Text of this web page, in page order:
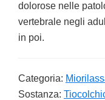
dolorose nelle
vertebrale negli
in poi.
Categoria:
Sostanza: